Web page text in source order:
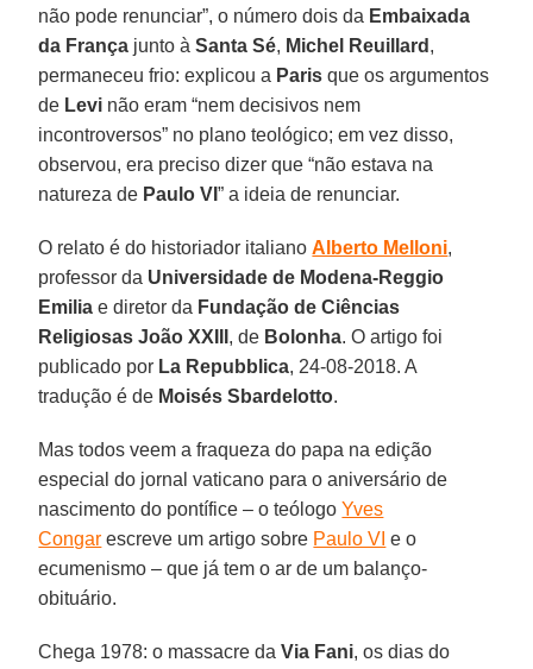
não pode renunciar”, o número dois da Embaixada
da França junto àSanta Sé, Michel Reuillard ,
permaneceu frio: explicou a Paris que os argumentos
de Levi não eram “nem decisivos nem
incontroversos” no plano teológico; em vez disso,
observou, era preciso dizer que “não estava na
natureza de Paulo VI” a ideia de renunciar.
O relato é do historiador italianoAlberto Melloni,
professor da Universidade de Modena-Reggio
Emilia e diretor da Fundação de Ciências
Religiosas João XXIII , de Bolonha. O artigo foi
publicado por La Repubblica, 24-08-2018. A
tradução é de Moisés Sbardelotto.
Mas todos veem a fraqueza do papa na edição
especial do jornal vaticano para o aniversário de
nascimento do pontífice – o teólogoYves
Congar escreve um artigo sobre Paulo VI e o
ecumenismo – que já tem o ar de um balanço-
obituário.
Chega 1978: o massacre daVia Fani, os dias do